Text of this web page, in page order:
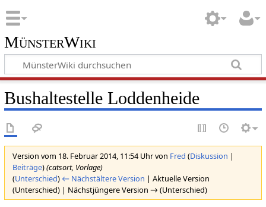
MünsterWiki
Bushaltestelle Loddenheide
Version vom 18. Februar 2014, 11:54 Uhr von Fred (Diskussion |
Beiträge)(catsort, Vorlage)
(Unterschied) ← Nächstältere Version | Aktuelle Version
(Unterschied) | Nächstjüngere Version → (Unterschied)